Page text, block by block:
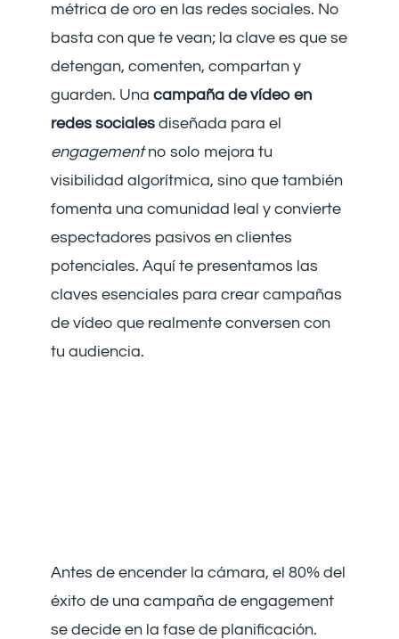
métrica de oro en las redes sociales. No
basta con que te vean; la clave es que se
detengan, comenten, compartan y
guarden. Unacampaña de vídeo en
redes sociales diseñada para el
engagementno solo mejora tu
visibilidad algorítmica, sino que también
fomenta una comunidad leal y convierte
espectadores pasivos en clientes
potenciales. Aquí te presentamos las
claves esenciales para crear campañas
de vídeo que realmente conversen con
tu audiencia.
Antes de encender la cámara, el 80% del
éxito de una campaña de engagement
se decide en la fase de planificación.